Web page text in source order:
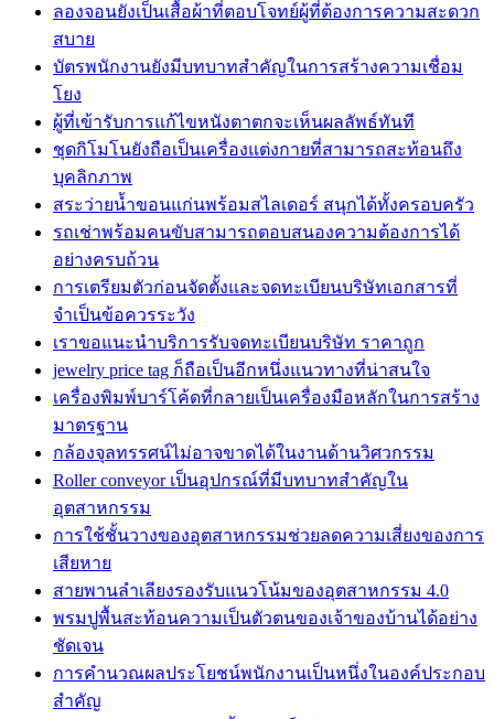
ลองจอนยังเป็นเสื้อผ้าที่ตอบโจทย์ผู้ที่ต้องการความสะดวก
สบาย
บัตรพนักงานยังมีบทบาทสำคัญในการสร้างความเชื่อม
โยง
ผู้ที่เข้ารับการแก้ไขหนังตาตกจะเห็นผลลัพธ์ทันที
ชุดกิโมโนยังถือเป็นเครื่องแต่งกายที่สามารถสะท้อนถึง
บุคลิกภาพ
สระว่ายน้ำขอนแก่นพร้อมสไลเดอร์ สนุกได้ทั้งครอบครัว
รถเช่าพร้อมคนขับสามารถตอบสนองความต้องการได้
อย่างครบถ้วน
การเตรียมตัวก่อนจัดตั้งและจดทะเบียนบริษัทเอกสารที่
จำเป็นข้อควรระวัง
เราขอแนะนำบริการรับจดทะเบียนบริษัท ราคาถูก
jewelry price tag ก็ถือเป็นอีกหนึ่งแนวทางที่น่าสนใจ
เครื่องพิมพ์บาร์โค้ดที่กลายเป็นเครื่องมือหลักในการสร้าง
มาตรฐาน
กล้องจุลทรรศน์ไม่อาจขาดได้ในงานด้านวิศวกรรม
Roller conveyor เป็นอุปกรณ์ที่มีบทบาทสำคัญใน
อุตสาหกรรม
การใช้ชั้นวางของอุตสาหกรรมช่วยลดความเสี่ยงของการ
เสียหาย
สายพานลำเลียงรองรับแนวโน้มของอุตสาหกรรม 4.0
พรมปูพื้นสะท้อนความเป็นตัวตนของเจ้าของบ้านได้อย่าง
ชัดเจน
การคำนวณผลประโยชน์พนักงานเป็นหนึ่งในองค์ประกอบ
สำคัญ